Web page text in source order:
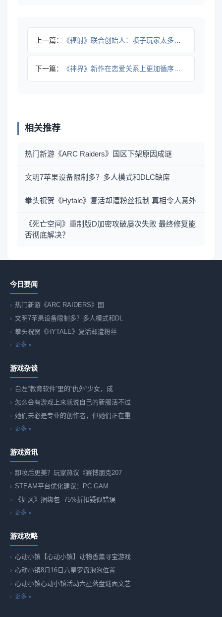
上一篇： 《辐射》联合创始人：喷子玩家太多，愤怒情绪蔓延
下一篇： 《神界》新作在恋爱关系上更加循序渐进 不会过快表白
相关推荐
热门新游《ARC Raiders》国区下架原因成谜
文明7苹果设备限制多？多人模式和DLC缺席
拳头祝贺《Hytale》复活却遭粉丝抵制 真相令人意外
《死亡空间》重制版D加密攻破屡次失败 最终修复能
否彻底解决？
今日要闻
热门新游《ARC RAIDERS》国
文明7苹果设备限制多？多人模式和DL
拳头祝贺《HYTALE》复活却遭粉丝
更多 »
游戏杂谈
白左“教育软件”里的“仇外“少女，成
怎么会有游戏上来就说自己的新服活不过
她们未必是专业的创作者，但她们正在重
更多 »
游戏资讯
卸妆后更美？玩家热议《赛博朋克207
STEAM平台优化建议：PC GAM
《如风》捆绑包 -75%折扣疑似错误
更多 »
游戏攻略
心动小镇【心动小镇】动物香薰寻宝游戏
心动小镇8月16日六星罗盘泡泡位置
心动小镇心动小镇活动六星落盘谜面文艺
更多 »